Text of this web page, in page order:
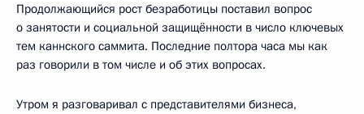
Продолжающийся рост безработицы поставил вопрос
о занятости и социальной защищённости в число ключевых
тем каннского саммита. Последние полтора часа мы как
раз говорили в том числе и об этих вопросах.
Утром я разговаривал с представителями бизнеса,